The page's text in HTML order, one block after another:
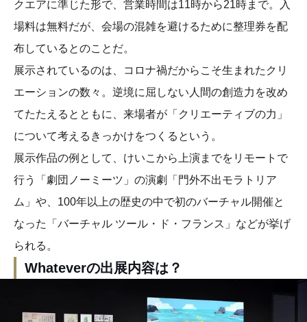
クエアに準じた形で、営業時間は11時から21時まで。入
場料は無料だが、会場の混雑を避けるために整理券を配
布しているとのことだ。
展示されているのは、コロナ禍だからこそ生まれたクリ
エーションの数々。逆境に屈しない人間の創造力を改め
てたたえるとともに、来場者が「クリエーティブの力」
について考えるきっかけをつくるという。
展示作品の例として、けいこから上演までをリモートで
行う「劇団ノーミーツ」の演劇「門外不出モラトリア
ム」や、100年以上の歴史の中で初のバーチャル開催と
なった「バーチャル ツール・ド・フランス」などが挙げ
られる。
Whateverの出展内容は？